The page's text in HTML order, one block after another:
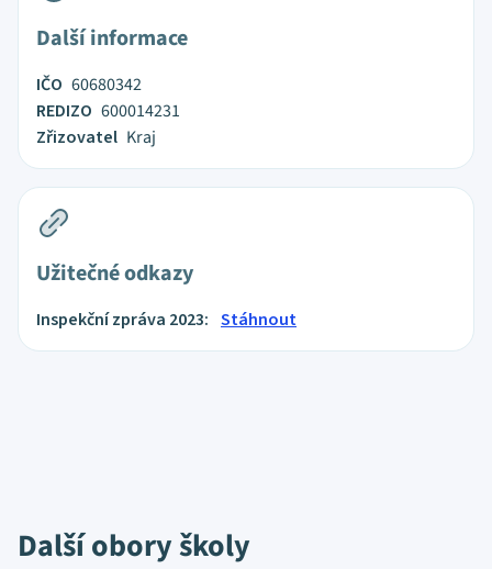
Další informace
IČO 60680342
REDIZO 600014231
Zřizovatel Kraj
Užitečné odkazy
Inspekční zpráva 2023: Stáhnout
Další obory školy